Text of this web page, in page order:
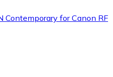
Contemporary for Canon RF